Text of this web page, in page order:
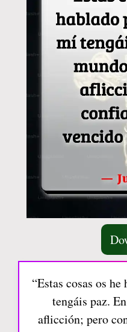
“Estas cosas os
tengáis paz.
aflicción; pero